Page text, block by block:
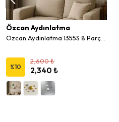
Özcan Aydınlatma
%10
2,600 ₺
2,340 ₺